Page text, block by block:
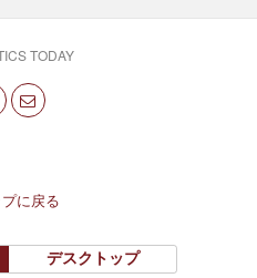
TODAY
プに戻る
デスクトップ